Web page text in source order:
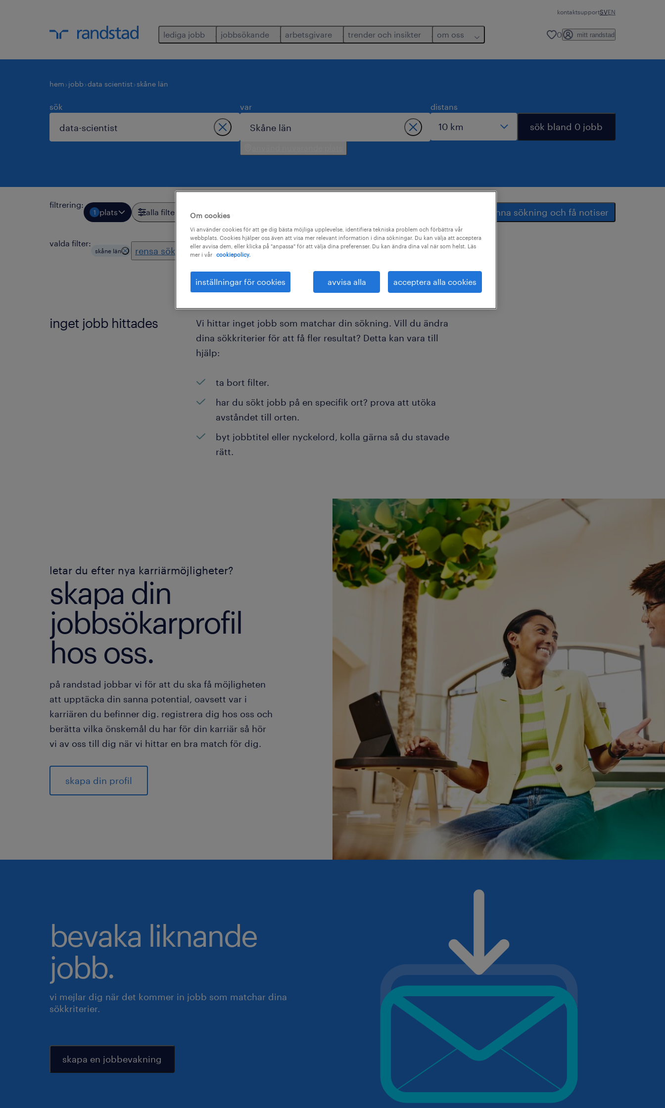
kontaktsupportSVEN
lediga jobb jobbsökande arbetsgivare trender och insikter om oss 0 mitt randstad
hem jobb data scientist skåne län
sök var distans
sök bland 0 jobb
filtrering:
1 plats alla filter spara denna sökning och få notiser
valda filter:
skåne län rensa sökning
inget jobb hittades
Vi hittar inget jobb som matchar din sökning. Vill du ändra
dina sökkriterier för att få fler resultat? Detta kan vara till
hjälp:
ta bort filter.
har du sökt jobb på en specifik ort? prova att utöka
avståndet till orten.
byt jobbtitel eller nyckelord, kolla gärna så du stavade
rätt.
letar du efter nya karriärmöjligheter?
skapa din
jobbsökarprofil
hos oss.
på randstad jobbar vi för att du ska få möjligheten
att upptäcka din sanna potential, oavsett var i
karriären du befinner dig. registrera dig hos oss och
berätta vilka önskemål du har för din karriär så hör
vi av oss till dig när vi hittar en bra match för dig.
skapa din profil
bevaka liknande
jobb.
vi mejlar dig när det kommer in jobb som matchar dina
sökkriterier.
skapa en jobbevakning
Om cookies
Vi använder cookies för att ge dig bästa möjliga upplevelse, identifiera tekniska problem och förbättra vår
webbplats. Cookies hjälper oss även att visa mer relevant information i dina sökningar. Du kan välja att acceptera
eller avvisa dem, eller klicka på "anpassa" för att välja dina preferenser. Du kan ändra dina val när som helst. Läs
mer i vår
cookiepolicy.
inställningar för cookies avvisa alla acceptera alla cookies